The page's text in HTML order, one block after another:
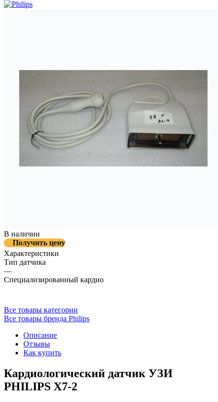
В наличии
Получить цену
Характеристики
Тип датчика
—
Специализированный кардио
Все товары категории
Все товары бренда Philips
Описание
Отзывы
Как купить
Кардиологический датчик УЗИ
PHILIPS X7-2